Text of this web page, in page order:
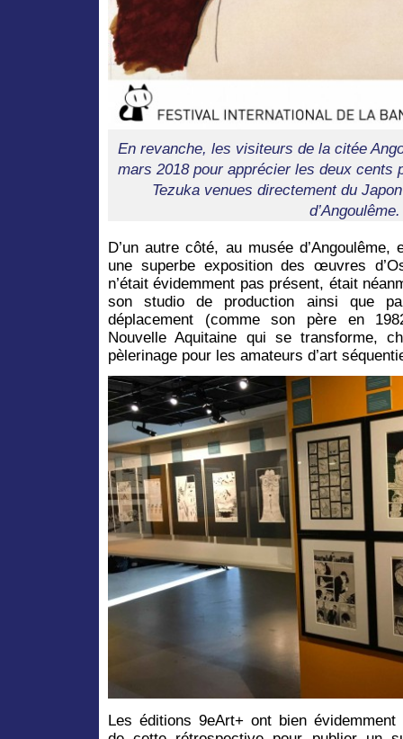
En revanche, les visiteurs de la citée
mars 2018 pour apprécier les deux cents
Tezuka venues directement du
d’Angoulême.
D’un autre côté, au musée
une superbe exposition des œuvres
n’était évidemment pas présent, était
son studio de production ainsi que
déplacement (comme son père en
Nouvelle Aquitaine qui se transforme,
pèlerinage pour les amateurs d’art
Les éditions 9eArt+ ont bien évidemment